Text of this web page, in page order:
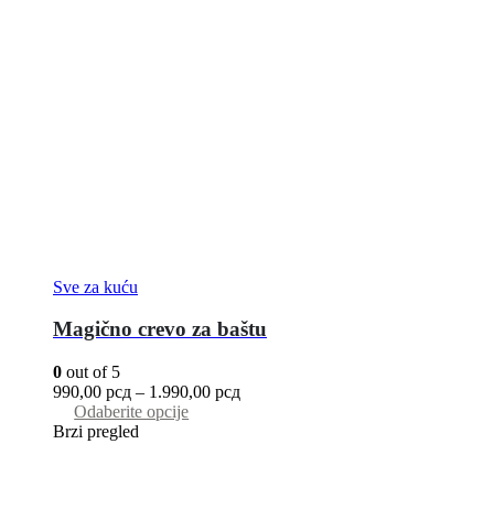
Sve za kuću
Magično crevo za baštu
0 out of 5
990,00 рсд – 1.990,00 рсд
Odaberite opcije
Brzi pregled